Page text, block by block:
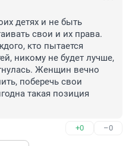
детях и не быть
свои и их права.
кто пытается
никому не будет лучше,
Женщин вечно
поберечь свои
такая позиция
+0 –0